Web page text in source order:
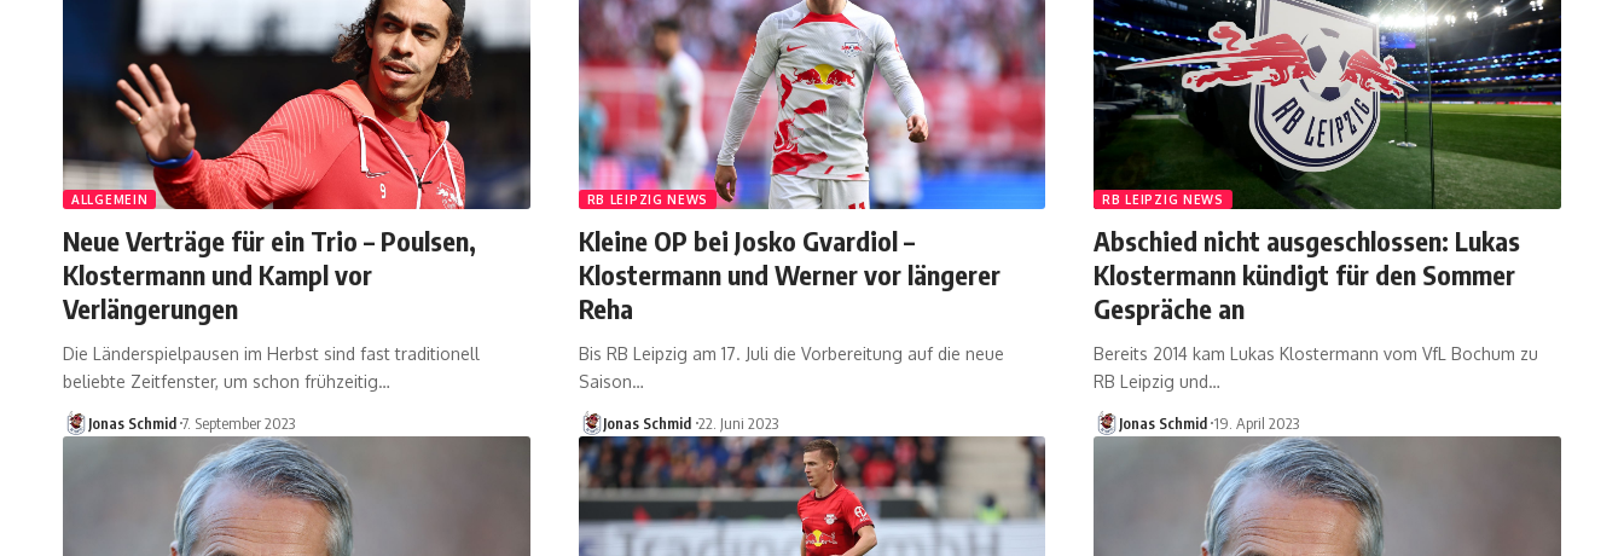
ALLGEMEIN
Neue Verträge für ein Trio – Poulsen,
Klostermann und Kampl vor
Verlängerungen
Die Länderspielpausen im Herbst sind fast traditionell
beliebte Zeitfenster, um schon frühzeitig…
Jonas Schmid 7. September 2023
RB LEIPZIG NEWS
Kleine OP bei Josko Gvardiol –
Klostermann und Werner vor längerer
Reha
Bis RB Leipzig am 17. Juli die Vorbereitung auf die neue
Saison…
Jonas Schmid 22. Juni 2023
RB LEIPZIG NEWS
Abschied nicht ausgeschlossen: Lukas
Klostermann kündigt für den Sommer
Gespräche an
Bereits 2014 kam Lukas Klostermann vom VfL Bochum zu
RB Leipzig und…
Jonas Schmid 19. April 2023